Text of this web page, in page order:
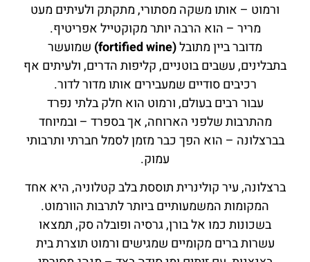
ורמוט – אותו משקה מסתורי, מתקתק ולעיתים מעט
מריר – הוא הרבה יותר מקוקטייל אפריטיף.
מדובר ביין מתובל(fortified wine)
שמועשר
בתבלינים, עשבים בוטניים, קליפות הדרים, ולעיתים אף
רכיבים סודיים שמעבירים אותו מדור לדור.
עבור רבים בעולם, ורמוט הוא חלק בלתי נפרד
מהתרבות שלפני הארוחה, אך בספרד – ובמיוחד
בברצלונה – הוא הפך כבר מזמן לסמל חברתי ותרבותי
עמוק.
ברצלונה, עיר קולינרית תוססת בלב קטלוניה, היא אחד
המקומות המשמעותיים ביותר לתרבות הוורמוט.
בשכונות כמו אל בורן, גרסיה ופובלה סק, תמצאו
עשרות ברים מקומיים שמגישים ורמוט תוצרת בית